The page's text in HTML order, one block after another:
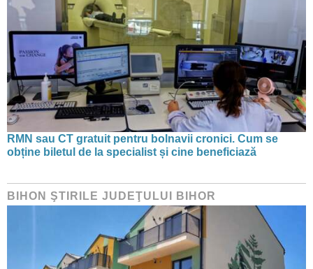
RMN sau CT gratuit pentru bolnavii cronici. Cum se
obține biletul de la specialist și cine beneficiază
BIHON ŞTIRILE JUDEŢULUI BIHOR